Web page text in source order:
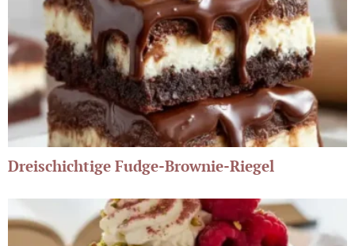
Dreischichtige Fudge-Brownie-Riegel